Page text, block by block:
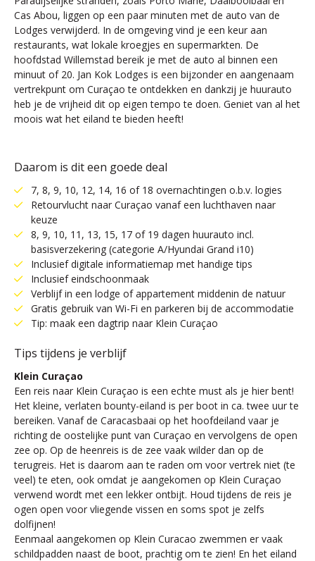
Cas Abou, liggen op een paar minuten met de auto van de
Lodges verwijderd. In de omgeving vind je een keur aan
restaurants, wat lokale kroegjes en supermarkten. De
hoofdstad Willemstad bereik je met de auto al binnen een
minuut of 20. Jan Kok Lodges is een bijzonder en aangenaam
vertrekpunt om Curaçao te ontdekken en dankzij je huurauto
heb je de vrijheid dit op eigen tempo te doen. Geniet van al het
moois wat het eiland te bieden heeft!
Daarom is dit een goede deal
7, 8, 9, 10, 12, 14, 16 of 18 overnachtingen o.b.v. logies
Retourvlucht naar Curaçao vanaf een luchthaven naar
keuze
8, 9, 10, 11, 13, 15, 17 of 19 dagen huurauto incl.
basisverzekering (categorie A/Hyundai Grand i10)
Inclusief digitale informatiemap met handige tips
Inclusief eindschoonmaak
Verblijf in een lodge of appartement middenin de natuur
Gratis gebruik van Wi-Fi en parkeren bij de accommodatie
Tip: maak een dagtrip naar Klein Curaçao
Tips tijdens je verblijf
Klein Curaçao
Een reis naar Klein Curaçao is een echte must als je hier bent!
Het kleine, verlaten bounty-eiland is per boot in ca. twee uur te
bereiken. Vanaf de Caracasbaai op het hoofdeiland vaar je
richting de oostelijke punt van Curaçao en vervolgens de open
zee op. Op de heenreis is de zee vaak wilder dan op de
terugreis. Het is daarom aan te raden om voor vertrek niet (te
veel) te eten, ook omdat je aangekomen op Klein Curaçao
verwend wordt met een lekker ontbijt. Houd tijdens de reis je
ogen open voor vliegende vissen en soms spot je zelfs
dolfijnen!
Eenmaal aangekomen op Klein Curacao zwemmen er vaak
schildpadden naast de boot, prachtig om te zien! En het eiland